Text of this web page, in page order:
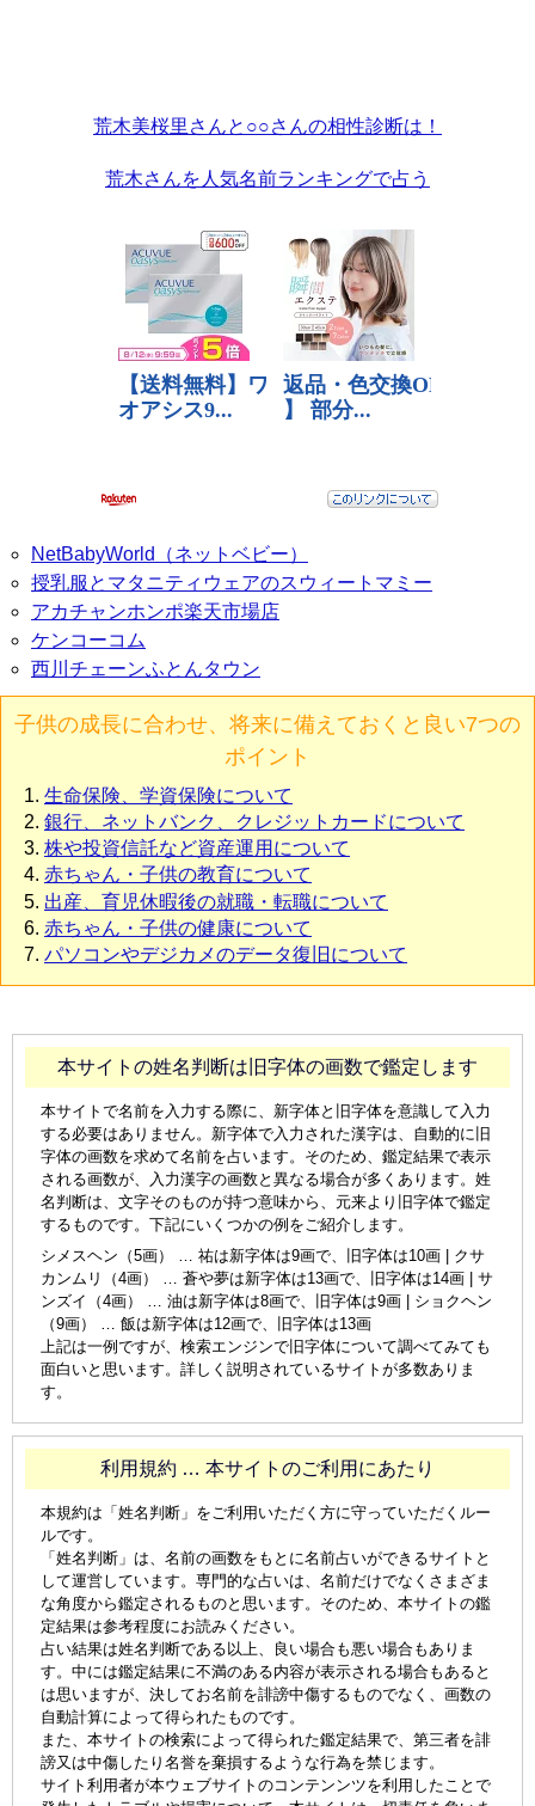
荒木美桜里さんと○○さんの相性診断は！
荒木さんを人気名前ランキングで占う
NetBabyWorld（ネットベビー）
授乳服とマタニティウェアのスウィートマミー
アカチャンホンポ楽天市場店
ケンコーコム
西川チェーンふとんタウン
子供の成長に合わせ、将来に備えておくと良い7つの
ポイント
生命保険、学資保険について
銀行、ネットバンク、クレジットカードについて
株や投資信託など資産運用について
赤ちゃん・子供の教育について
出産、育児休暇後の就職・転職について
赤ちゃん・子供の健康について
パソコンやデジカメのデータ復旧について
本サイトの姓名判断は旧字体の画数で鑑定します
本サイトで名前を入力する際に、新字体と旧字体を意識して入力
する必要はありません。新字体で入力された漢字は、自動的に旧
字体の画数を求めて名前を占います。そのため、鑑定結果で表示
される画数が、入力漢字の画数と異なる場合が多くあります。姓
名判断は、文字そのものが持つ意味から、元来より旧字体で鑑定
するものです。下記にいくつかの例をご紹介します。
シメスヘン（5画） … 祐は新字体は9画で、旧字体は10画 | クサ
カンムリ（4画） … 蒼や夢は新字体は13画で、旧字体は14画 | サ
ンズイ（4画） … 油は新字体は8画で、旧字体は9画 | ショクヘン
（9画） … 飯は新字体は12画で、旧字体は13画
上記は一例ですが、検索エンジンで旧字体について調べてみても
面白いと思います。詳しく説明されているサイトが多数ありま
す。
利用規約 … 本サイトのご利用にあたり
本規約は「姓名判断」をご利用いただく方に守っていただくルー
ルです。
「姓名判断」は、名前の画数をもとに名前占いができるサイトと
して運営しています。専門的な占いは、名前だけでなくさまざま
な角度から鑑定されるものと思います。そのため、本サイトの鑑
定結果は参考程度にお読みください。
占い結果は姓名判断である以上、良い場合も悪い場合もありま
す。中には鑑定結果に不満のある内容が表示される場合もあると
は思いますが、決してお名前を誹謗中傷するものでなく、画数の
自動計算によって得られたものです。
また、本サイトの検索によって得られた鑑定結果で、第三者を誹
謗又は中傷したり名誉を棄損するような行為を禁じます。
サイト利用者が本ウェブサイトのコンテンンツを利用したことで